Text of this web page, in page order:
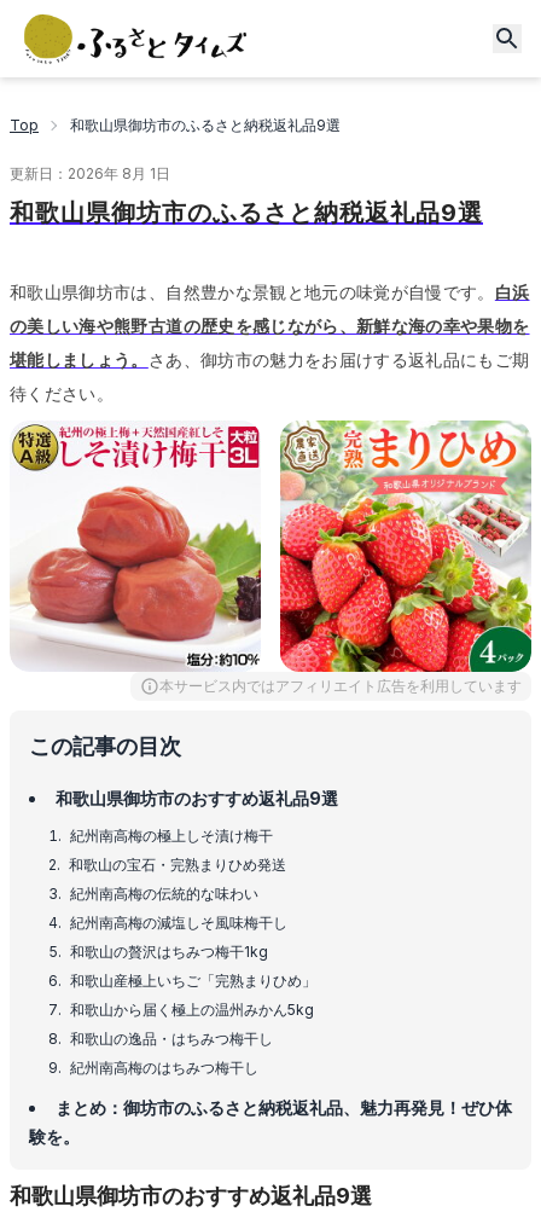
Top 和歌山県御坊市のふるさと納税返礼品9選
更新日： 2026年 8月 1日
和歌山県御坊市のふるさと納税返礼品9選
和歌山県御坊市は、自然豊かな景観と地元の味覚が自慢です。 白浜
の美しい海や熊野古道の歴史を感じながら、新鮮な海の幸や果物を
堪能しましょう。
さあ、御坊市の魅力をお届けする返礼品にもご期
待ください。
本サービス内ではアフィリエイト広告を利用しています
この記事の目次
和歌山県御坊市のおすすめ返礼品9選
紀州南高梅の極上しそ漬け梅干
和歌山の宝石・完熟まりひめ発送
紀州南高梅の伝統的な味わい
紀州南高梅の減塩しそ風味梅干し
和歌山の贅沢はちみつ梅干1kg
和歌山産極上いちご「完熟まりひめ」
和歌山から届く極上の温州みかん5kg
和歌山の逸品・はちみつ梅干し
紀州南高梅のはちみつ梅干し
まとめ：御坊市のふるさと納税返礼品、魅力再発見！ぜひ体
験を。
和歌山県御坊市のおすすめ返礼品9選